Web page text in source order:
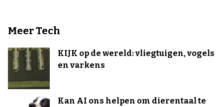
Meer Tech
KIJK op de wereld: vliegtuigen, vogels
en varkens
Kan AI ons helpen om dierentaal te